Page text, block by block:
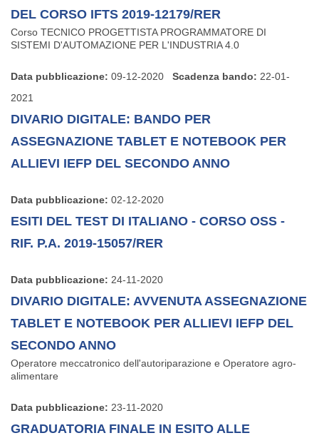
DEL CORSO IFTS 2019-12179/RER
Corso TECNICO PROGETTISTA PROGRAMMATORE DI
SISTEMI D'AUTOMAZIONE PER L'INDUSTRIA 4.0
Data pubblicazione: 09-12-2020 Scadenza bando: 22-01-
2021
DIVARIO DIGITALE: BANDO PER
ASSEGNAZIONE TABLET E NOTEBOOK PER
ALLIEVI IEFP DEL SECONDO ANNO
Data pubblicazione: 02-12-2020
ESITI DEL TEST DI ITALIANO - CORSO OSS -
RIF. P.A. 2019-15057/RER
Data pubblicazione: 24-11-2020
DIVARIO DIGITALE: AVVENUTA ASSEGNAZIONE
TABLET E NOTEBOOK PER ALLIEVI IEFP DEL
SECONDO ANNO
Operatore meccatronico dell'autoriparazione e Operatore agro-
alimentare
Data pubblicazione: 23-11-2020
GRADUATORIA FINALE IN ESITO ALLE